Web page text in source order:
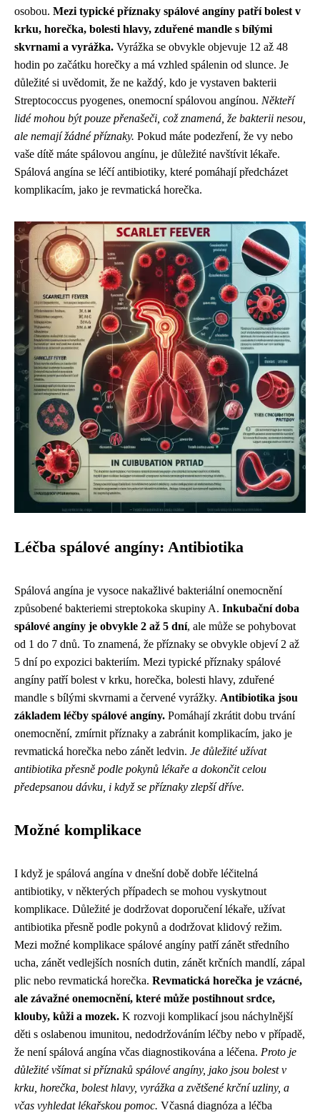
osobou. Mezi typické příznaky spálové angíny patří bolest v
krku, horečka, bolesti hlavy, zduřené mandle s bílými
skvrnami a vyrážka. Vyrážka se obvykle objevuje 12 až 48
hodin po začátku horečky a má vzhled spálenin od slunce. Je
důležité si uvědomit, že ne každý, kdo je vystaven bakterii
Streptococcus pyogenes, onemocní spálovou angínou. Někteří
lidé mohou být pouze přenašeči, což znamená, že bakterii nesou,
ale nemají žádné příznaky. Pokud máte podezření, že vy nebo
vaše dítě máte spálovou angínu, je důležité navštívit lékaře.
Spálová angína se léčí antibiotiky, které pomáhají předcházet
komplikacím, jako je revmatická horečka.
Léčba spálové angíny: Antibiotika
Spálová angína je vysoce nakažlivé bakteriální onemocnění
způsobené bakteriemi streptokoka skupiny A. Inkubační doba
spálové angíny je obvykle 2 až 5 dní, ale může se pohybovat
od 1 do 7 dnů. To znamená, že příznaky se obvykle objeví 2 až
5 dní po expozici bakteriím. Mezi typické příznaky spálové
angíny patří bolest v krku, horečka, bolesti hlavy, zduřené
mandle s bílými skvrnami a červené vyrážky. Antibiotika jsou
základem léčby spálové angíny. Pomáhají zkrátit dobu trvání
onemocnění, zmírnit příznaky a zabránit komplikacím, jako je
revmatická horečka nebo zánět ledvin. Je důležité užívat
antibiotika přesně podle pokynů lékaře a dokončit celou
předepsanou dávku, i když se příznaky zlepší dříve.
Možné komplikace
I když je spálová angína v dnešní době dobře léčitelná
antibiotiky, v některých případech se mohou vyskytnout
komplikace. Důležité je dodržovat doporučení lékaře, užívat
antibiotika přesně podle pokynů a dodržovat klidový režim.
Mezi možné komplikace spálové angíny patří zánět středního
ucha, zánět vedlejších nosních dutin, zánět krčních mandlí, zápal
plic nebo revmatická horečka. Revmatická horečka je vzácné,
ale závažné onemocnění, které může postihnout srdce,
klouby, kůži a mozek. K rozvoji komplikací jsou náchylnější
děti s oslabenou imunitou, nedodržováním léčby nebo v případě,
že není spálová angína včas diagnostikována a léčena. Proto je
důležité všímat si příznaků spálové angíny, jako jsou bolest v
krku, horečka, bolest hlavy, vyrážka a zvětšené krční uzliny, a
včas vyhledat lékařskou pomoc. Včasná diagnóza a léčba